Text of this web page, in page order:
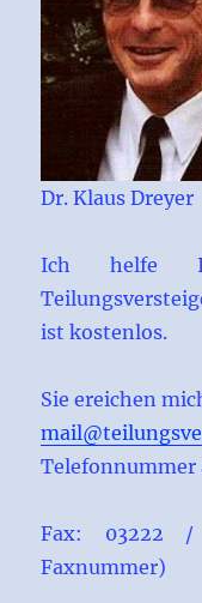
Dr. Klaus Dreyer
Ich helfe
ist kostenlos.
Sie ereichen
Telefonnummer
Fax: 03222
Faxnummer)